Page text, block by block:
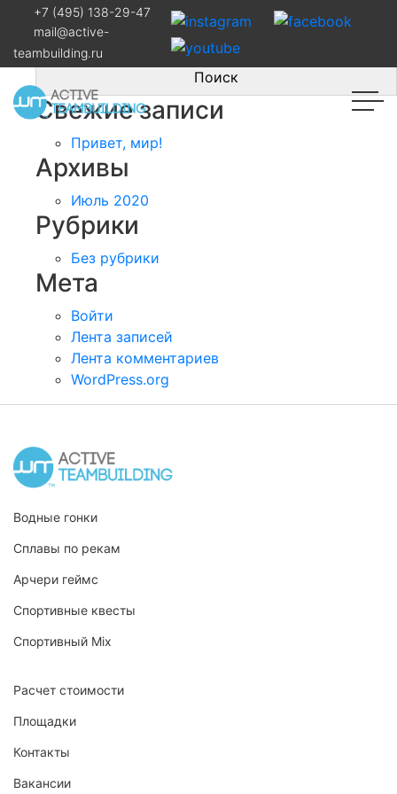
+7 (495) 138-29-47
mail@active-
teambuilding.ru
Навигация
по
записям
Грасс парк отель — Талдом
Найти:
Свежие записи
Привет, мир!
Архивы
Июль 2020
Рубрики
Без рубрики
Мета
Войти
Лента записей
Лента комментариев
WordPress.org
Водные гонки
Сплавы по рекам
Арчери геймс
Спортивные квесты
Спортивный Mix
Расчет стоимости
Площадки
Контакты
Вакансии